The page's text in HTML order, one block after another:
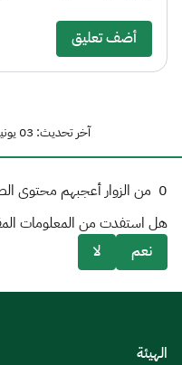
أضف تعليق
آخر تحديث: 03 يونيو 2025 11:29 ص المملكة العربية السعودية
0 من الزوار أعجبهم محتوى
هل استفدت من المعلومات
نعم
لا
الهيئة